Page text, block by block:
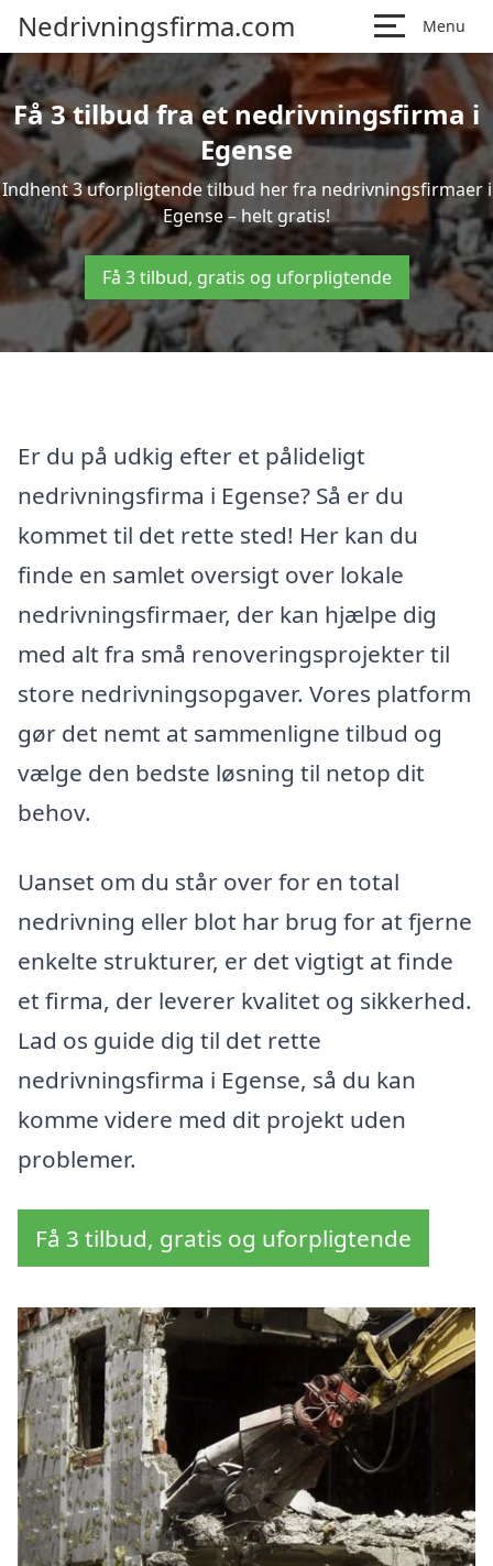
Nedrivningsfirma.com Menu
Få 3 tilbud fra et nedrivningsfirma i
Egense
Indhent 3 uforpligtende tilbud her fra nedrivningsfirmaer i
Egense – helt gratis!
Få 3 tilbud, gratis og uforpligtende
Er du på udkig efter et pålideligt
nedrivningsfirma i Egense? Så er du
kommet til det rette sted! Her kan du
finde en samlet oversigt over lokale
nedrivningsfirmaer, der kan hjælpe dig
med alt fra små renoveringsprojekter til
store nedrivningsopgaver. Vores platform
gør det nemt at sammenligne tilbud og
vælge den bedste løsning til netop dit
behov.
Uanset om du står over for en total
nedrivning eller blot har brug for at fjerne
enkelte strukturer, er det vigtigt at finde
et firma, der leverer kvalitet og sikkerhed.
Lad os guide dig til det rette
nedrivningsfirma i Egense, så du kan
komme videre med dit projekt uden
problemer.
Få 3 tilbud, gratis og uforpligtende